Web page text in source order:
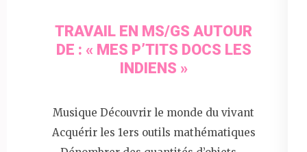
TRAVAIL EN MS/GS AUTOUR
DE : « MES P’TITS DOCS LES
INDIENS »
Musique Découvrir le monde du vivant
Acquérir les 1ers outils mathématiques